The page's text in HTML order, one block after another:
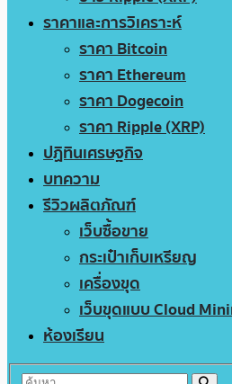
ราคาและการวิเคราะห์
ราคา Bitcoin
ราคา Ethereum
ราคา Dogecoin
ราคา Ripple (XRP)
ปฏิทินเศรษฐกิจ
บทความ
รีวิวผลิตภัณฑ์
เว็บซื้อขาย
กระเป๋าเก็บเหรียญ
เครื่องขุด
เว็บขุดแบบ Cloud
ห้องเรียน